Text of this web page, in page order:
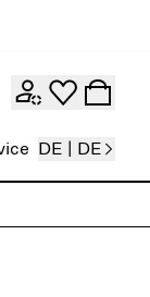
DE | DE